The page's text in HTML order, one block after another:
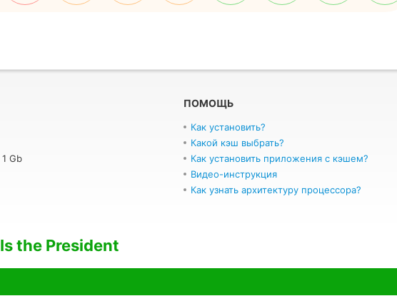
Gb
ПОМОЩЬ
Как установить?
Какой кэш выбрать?
Как установить приложения с кэшем?
Видео-инструкция
Как узнать архитектуру процессора?
the President